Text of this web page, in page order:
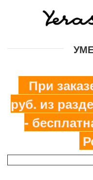
При
руб. из
-